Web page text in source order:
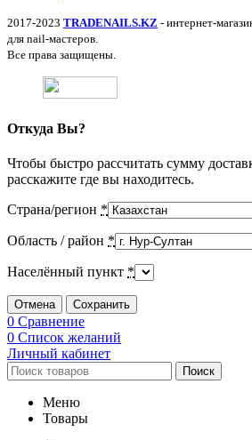
2017-2023 TRADENAILS.KZ - интернет-
для nail-мастеров.
Все права защищены.
Откуда Вы?
Чтобы быстро рассчитать сумму
расскажите где вы находитесь.
Страна/регион *
Область / район *
Населённый пункт *
Отмена Сохранить
0 Сравнение
0 Список желаний
Личный кабинет
Поиск
Меню
Товары